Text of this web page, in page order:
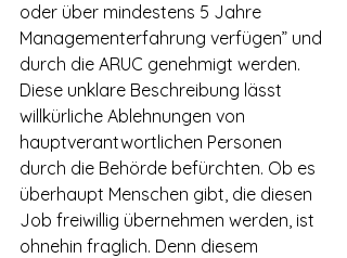
oder über mindestens 5 Jahre
Managementerfahrung verfügen” und
durch die ARUC genehmigt werden.
Diese unklare Beschreibung lässt
willkürliche Ablehnungen von
hauptverantwortlichen Personen
durch die Behörde befürchten. Ob es
überhaupt Menschen gibt, die diesen
Job freiwillig übernehmen werden, ist
ohnehin fraglich. Denn diesem